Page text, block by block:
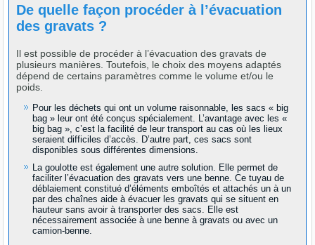
De quelle façon procéder à l’évacuation
des gravats ?
Il est possible de procéder à l’évacuation des gravats de
plusieurs manières. Toutefois, le choix des moyens adaptés
dépend de certains paramètres comme le volume et/ou le
poids.
Pour les déchets qui ont un volume raisonnable, les sacs « big
bag » leur ont été conçus spécialement. L’avantage avec les «
big bag », c’est la facilité de leur transport au cas où les lieux
seraient difficiles d’accès. D’autre part, ces sacs sont
disponibles sous différentes dimensions.
La goulotte est également une autre solution. Elle permet de
faciliter l’évacuation des gravats vers une benne. Ce tuyau de
déblaiement constitué d’éléments emboîtés et attachés un à un
par des chaînes aide à évacuer les gravats qui se situent en
hauteur sans avoir à transporter des sacs. Elle est
nécessairement associée à une benne à gravats ou avec un
camion-benne.